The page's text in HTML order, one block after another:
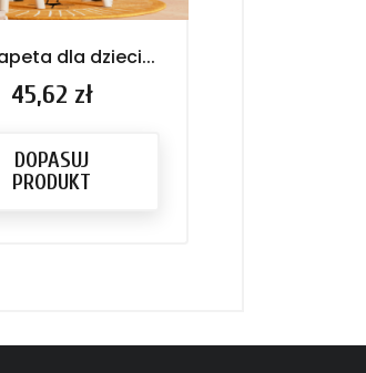
dla dzieci...
Cena
45,62 zł
DOPASUJ
PRODUKT